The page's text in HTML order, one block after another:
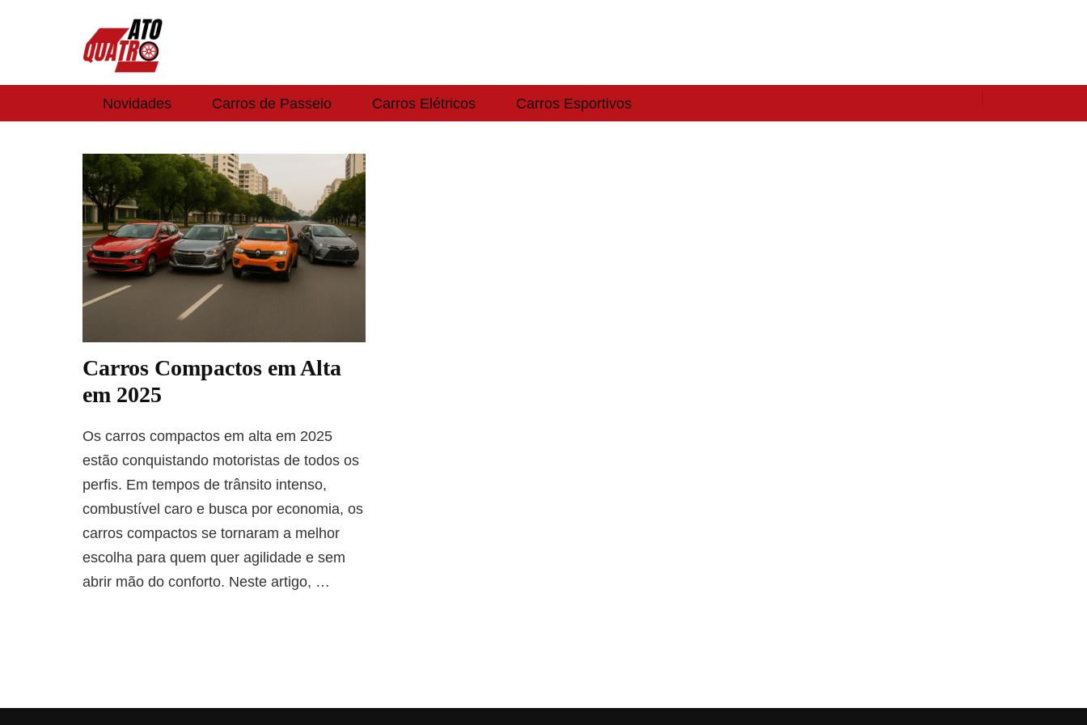
Novidades Carros de Passeio Carros Elétricos Carros Esportivos
Carros Compactos em Alta
em 2025
Os carros compactos em alta em 2025
estão conquistando motoristas de todos os
perfis. Em tempos de trânsito intenso,
combustível caro e busca por economia, os
carros compactos se tornaram a melhor
escolha para quem quer agilidade e sem
abrir mão do conforto. Neste artigo, …